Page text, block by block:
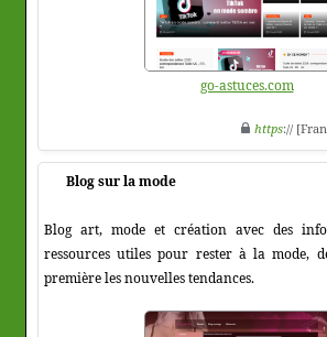
go-astuces.com
https://
Blog sur la mode
Blog art, mode et création avec des
ressources utiles pour rester à la mode,
première les nouvelles tendances.